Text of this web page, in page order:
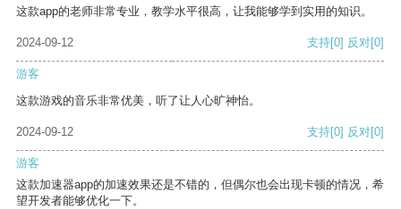
这款app的老师非常专业，教学水平很高，让我能够学到实用的知识。
2024-09-12 支持[0] 反对[0]
游客
这款游戏的音乐非常优美，听了让人心旷神怡。
2024-09-12 支持[0] 反对[0]
游客
这款加速器app的加速效果还是不错的，但偶尔也会出现卡顿的情况，希
望开发者能够优化一下。